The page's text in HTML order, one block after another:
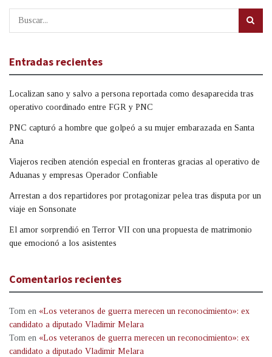
Entradas recientes
Localizan sano y salvo a persona reportada como desaparecida tras
operativo coordinado entre FGR y PNC
PNC capturó a hombre que golpeó a su mujer embarazada en Santa
Ana
Viajeros reciben atención especial en fronteras gracias al operativo de
Aduanas y empresas Operador Confiable
Arrestan a dos repartidores por protagonizar pelea tras disputa por un
viaje en Sonsonate
El amor sorprendió en Terror VII con una propuesta de matrimonio
que emocionó a los asistentes
Comentarios recientes
Tom en «Los veteranos de guerra merecen un reconocimiento»: ex
candidato a diputado Vladimir Melara
Tom en «Los veteranos de guerra merecen un reconocimiento»: ex
candidato a diputado Vladimir Melara